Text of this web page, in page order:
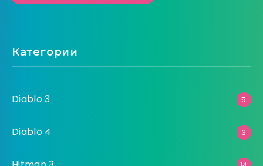
Категории
Diablo 3 5
Diablo 4 3